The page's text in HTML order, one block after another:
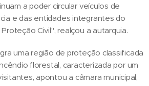
a poder circular veículos de
e das entidades integrantes do
Civil", realçou a autarquia.
uma região de proteção classificada
florestal, caracterizada por um
apontou a câmara municipal,